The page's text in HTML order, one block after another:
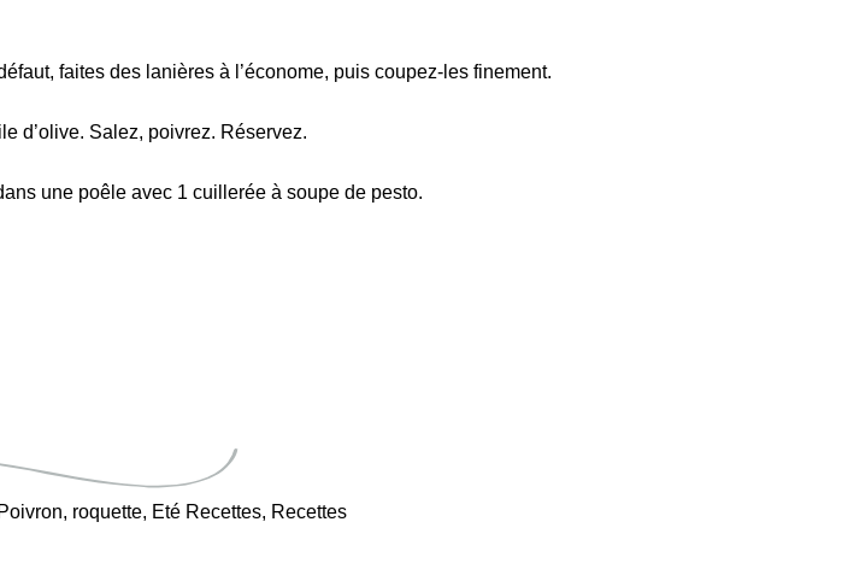
faites des lanières à l’économe, puis coupez-les finement.
d’olive. Salez, poivrez. Réservez.
une poêle avec 1 cuillerée à soupe de pesto.
Poivron, roquette, Eté Recettes, Recettes